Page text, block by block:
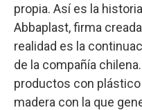
propia. Así es la
Abbaplast, firma
realidad es la
de la compañía
productos con
madera con la que